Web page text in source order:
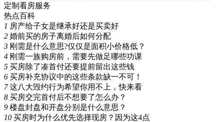
定制看房服务
热点百科
1 房产给子女是继承好还是买卖好
2 婚前买的房子离婚后如何分配
3 刚需是什么意思?仅仅是面积小价格低？
4 刚需一族购房前，需要先做足哪些功课
5 买房除了凑首付还要提前留出这些钱
6 买房补充协议中的这些条款缺一不可！
7 这八大毁约行为希望你用不上，快来看
8 买房交完首付后不想要了怎么办？
9 楼盘封盘和开盘分别是什么意思？
10 买房时为什么优先选择现房？因为这4点